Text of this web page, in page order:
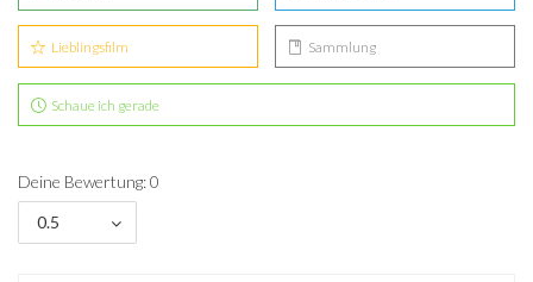
Lieblingsfilm Sammlung
Schaue ich gerade
Deine Bewertung: 0
0.5